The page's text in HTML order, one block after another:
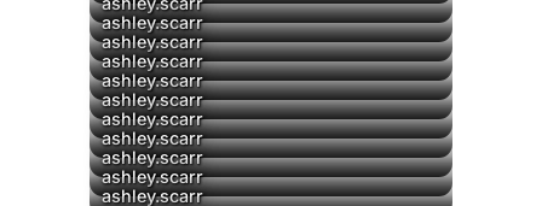
▶
ashley.scarr
ashley.scarr
ashley.scarr
ashley.scarr
ashley.scarr
ashley.scarr
▶
ashley.scarr
ashley.scarr
ashley.scarr
ashley.scarr